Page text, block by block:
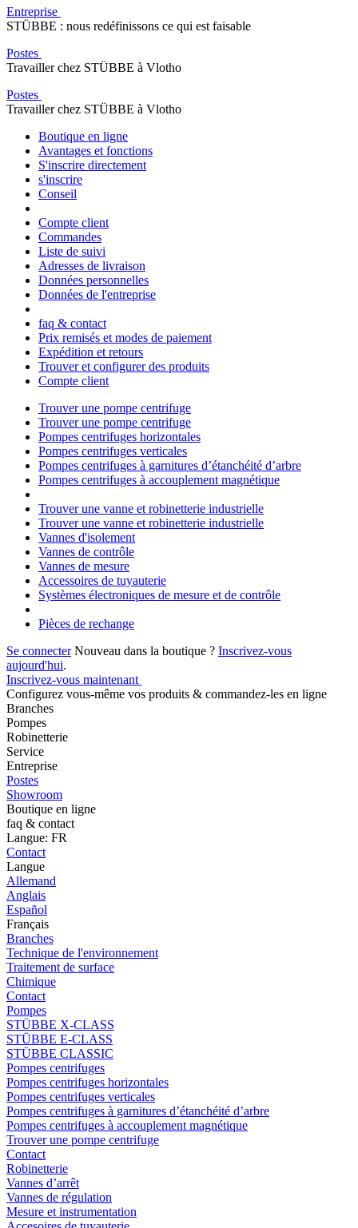
Entreprise
STÜBBE : nous redéfinissons ce qui est faisable
Postes
Travailler chez STÜBBE à Vlotho
Postes
Travailler chez STÜBBE à Vlotho
Boutique en ligne
Avantages et fonctions
S'inscrire directement
s'inscrire
Conseil
Compte client
Commandes
Liste de suivi
Adresses de livraison
Données personnelles
Données de l'entreprise
faq & contact
Prix remisés et modes de paiement
Expédition et retours
Trouver et configurer des produits
Compte client
Trouver une pompe centrifuge
Trouver une pompe centrifuge
Pompes centrifuges horizontales
Pompes centrifuges verticales
Pompes centrifuges à garnitures d’étanchéité d’arbre
Pompes centrifuges à accouplement magnétique
Trouver une vanne et robinetterie industrielle
Trouver une vanne et robinetterie industrielle
Vannes d'isolement
Vannes de contrôle
Vannes de mesure
Accessoires de tuyauterie
Systèmes électroniques de mesure et de contrôle
Pièces de rechange
Se connecter Nouveau dans la boutique ? Inscrivez-vous
aujourd'hui.
Inscrivez-vous maintenant
Configurez vous-même vos produits & commandez-les en ligne
Branches
Pompes
Robinetterie
Service
Entreprise
Postes
Showroom
Boutique en ligne
faq & contact
Langue: FR
Contact
Langue
Allemand
Anglais
Español
Français
Branches
Technique de l'environnement
Traitement de surface
Chimique
Contact
Pompes
STÜBBE X-CLASS
STÜBBE E-CLASS
STÜBBE CLASSIC
Pompes centrifuges
Pompes centrifuges horizontales
Pompes centrifuges verticales
Pompes centrifuges à garnitures d’étanchéité d’arbre
Pompes centrifuges à accouplement magnétique
Trouver une pompe centrifuge
Contact
Robinetterie
Vannes d’arrêt
Vannes de régulation
Mesure et instrumentation